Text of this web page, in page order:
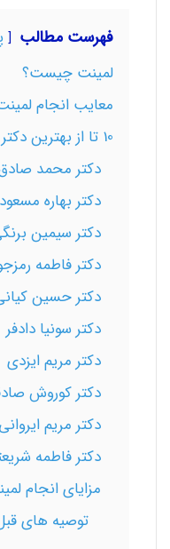
فهرست مطالب
لمینت چیست؟
معایب انجام
10 تا از بهترین دکتر لمینت در ایران را بشناسید!
دکتر محمد
دکتر بهاره
دکتر سیمین
دکتر فاطمه
دکتر حسین
دکتر سونیا دادفر
دکتر مریم ایزدی
دکتر کوروش
دکتر مریم ایروانی
دکتر فاطمه
مزایای انجام
توصیه های